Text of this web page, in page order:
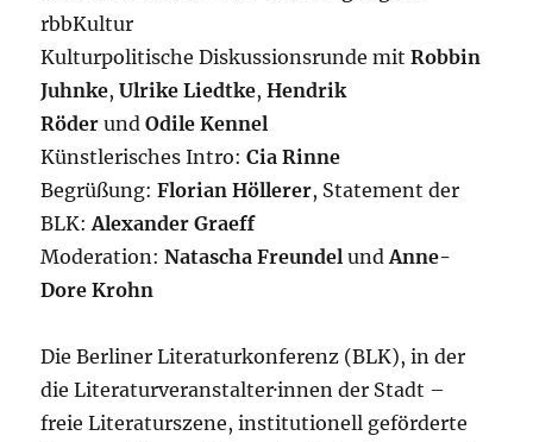
rbbKultur
Kulturpolitische Diskussionsrunde mitRobbin
Juhnke,Ulrike Liedtke,Hendrik
Röder undOdile Kennel
Künstlerisches Intro: Cia Rinne
Begrüßung:Florian Höllerer, Statement der
BLK:Alexander Graeff
Moderation: Natascha Freundelund Anne-
Dore Krohn
Die Berliner Literaturkonferenz (BLK), in der
die Literaturveranstalter·innen der Stadt –
freie Literaturszene, institutionell geförderte